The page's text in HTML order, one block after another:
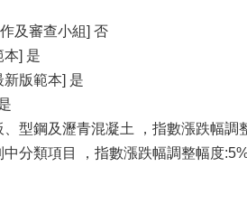
及審查小組] 否
本] 是
版範本] 是
型鋼及瀝青混凝土 ，指數漲跌幅調
分類項目 ，指數漲跌幅調整幅度